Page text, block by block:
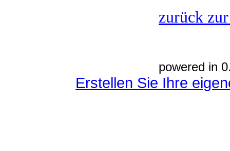
zurück
powered in
Erstellen Sie Ihre